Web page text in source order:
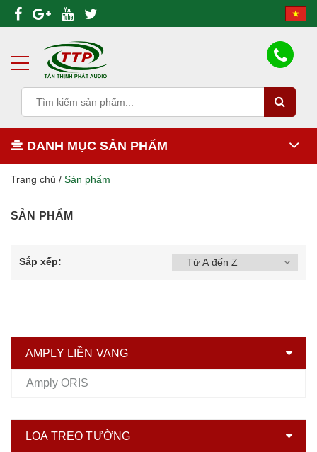
DANH MỤC SẢN PHẨM
Trang chủ / Sản phẩm
SẢN PHẨM
Sắp xếp:
AMPLY LIỀN VANG
Amply ORIS
LOA TREO TƯỜNG